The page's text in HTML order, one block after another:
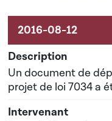
Un document de
projet de loi 7034 a